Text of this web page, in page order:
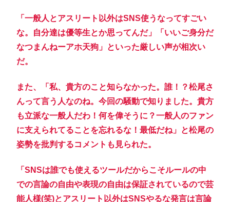
「一般人とアスリート以外はSNS使うなってすごい
な。自分達は優等生とか思ってんだ」「いいご身分だ
なつまんねーアホ天狗」といった厳しい声が相次い
だ。
また、「私、貴方のこと知らなかった。誰！？松尾さ
んって言う人なのね。今回の騒動で知りました。貴方
も立派な一般人だわ！何を偉そうに？一般人のファン
に支えられてることを忘れるな！最低だね」と松尾の
姿勢を批判するコメントも見られた。
「SNSは誰でも使えるツールだからこそルールの中
での言論の自由や表現の自由は保証されているので芸
能人様(笑)とアスリート以外はSNSやるな発言は言論